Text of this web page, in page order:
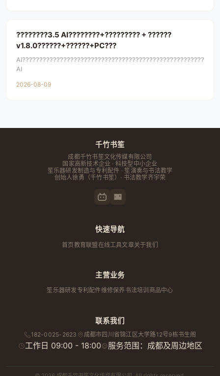
????????3.5 AI????????+????????? + ??????
v1.8.0??????+??????+PC???
AI
2026-08-09
千竹书笙
成都千竹书笙文化传媒有限公司
国家高新技术企业 · 科技型中小企业
笙乐器研发制造与专利配件 · 笙演奏与书法教学
创始人徐勇 （千竹书笙）· 书法教学齐宇荣
快速导航
首页教育联盟在线工具文章关于我们
主营业务
笙乐器研发专利配件维修保养 书法培训 商品中心
联系我们
182-0025-2623 成都市四川省锦江区大学路12号9栋书生阁
工作日 09:00 - 18:00 服务范围：成都及周边地区